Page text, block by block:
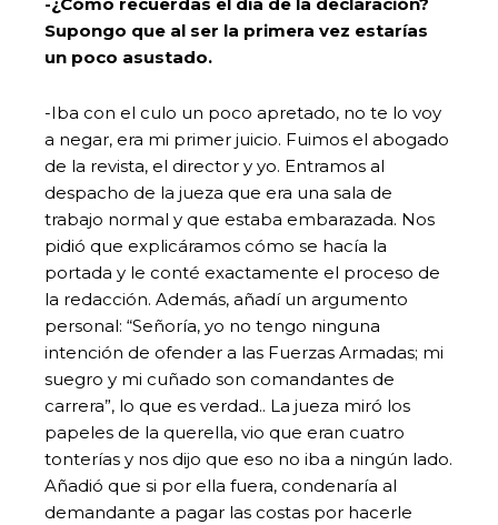
Supongo que al ser la primera vez estarías
un poco asustado.
-Iba con el culo un poco apretado, no te lo voy
a negar, era mi primer juicio. Fuimos el abogado
de la revista, el director y yo. Entramos al
despacho de la jueza que era una sala de
trabajo normal y que estaba embarazada. Nos
pidió que explicáramos cómo se hacía la
portada y le conté exactamente el proceso de
la redacción. Además, añadí un argumento
personal: “Señoría, yo no tengo ninguna
intención de ofender a las Fuerzas Armadas; mi
suegro y mi cuñado son comandantes de
carrera”, lo que es verdad.. La jueza miró los
papeles de la querella, vio que eran cuatro
tonterías y nos dijo que eso no iba a ningún lado.
Añadió que si por ella fuera, condenaría al
demandante a pagar las costas por hacerle